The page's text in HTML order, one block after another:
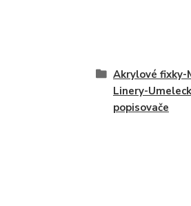
Akrylové fixky-
Linery-
popisovače